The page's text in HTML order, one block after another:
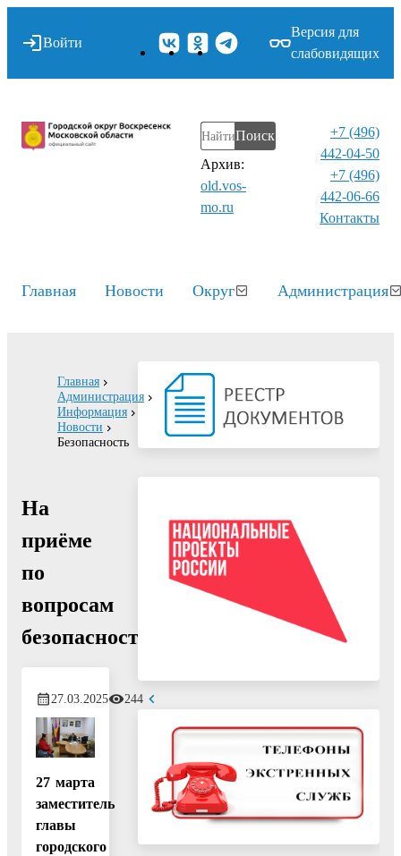
Войти
Версия для
слабовидящих
Поиск
Архив:
old.vos-
mo.ru
+7 (496)
442-04-50
+7 (496)
442-06-66
Контакты⁠
Главная Новости Округ Администрация
Главная
Администрация
Информация
Новости
Безопасность
На
приёме
по
вопросам
безопасности
27.03.2025 244
27 марта
заместитель
главы
городского